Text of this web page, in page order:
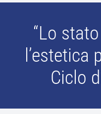
“Lo
l’estetica
Ciclo